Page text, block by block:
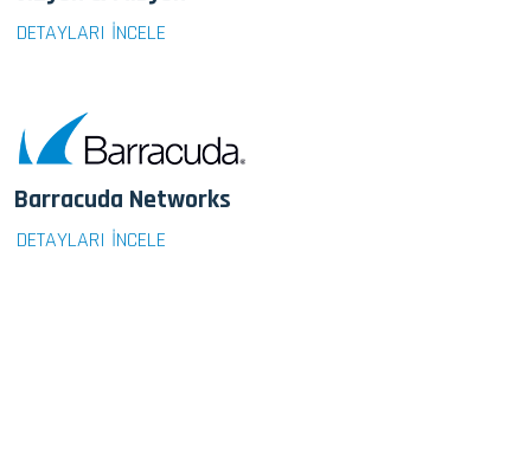
DETAYLARI İNCELE
Barracuda Networks
DETAYLARI İNCELE